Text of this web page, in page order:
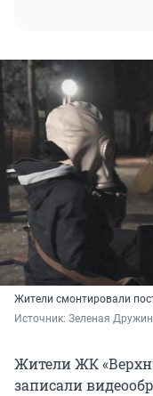
Жители смонтировали
Источник: Зеленая
Жители ЖК
записали